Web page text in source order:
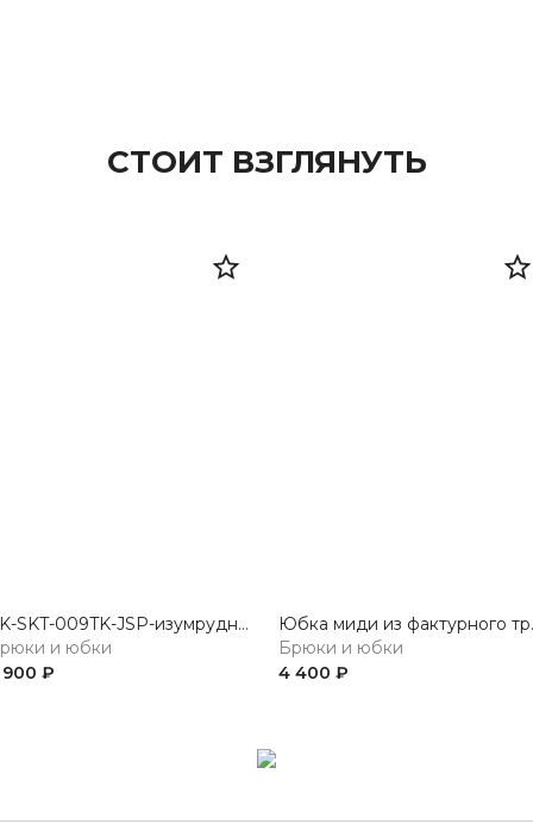
СТОИТ ВЗГЛЯНУТЬ
KK-SKT-009TK-JSP-изумрудный Юбка
и юбки
900 ₽
Юбка
Брюки и юбки
4 400 ₽